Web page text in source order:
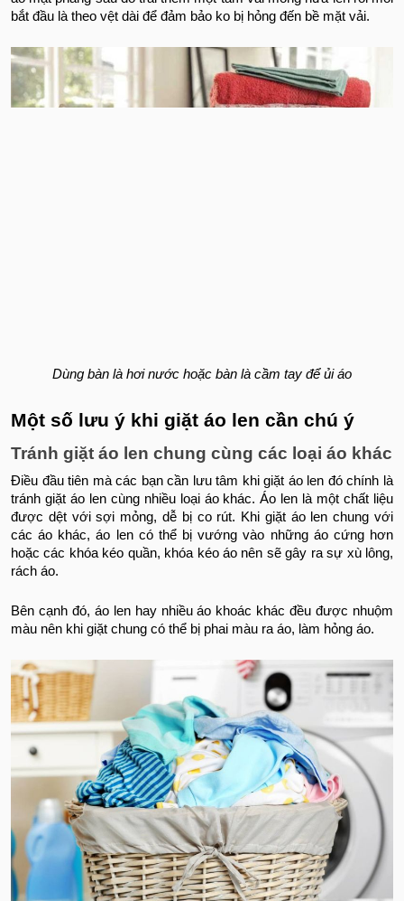
bắt đầu là theo vệt dài để đảm bảo ko bị hỏng đến bề mặt vải.
Dùng bàn là hơi nước hoặc bàn là cầm tay để ủi áo
Một số lưu ý khi giặt áo len cần chú ý
Tránh giặt áo len chung cùng các loại áo khác
Điều đầu tiên mà các bạn cần lưu tâm khi giặt áo len đó chính là
tránh giặt áo len cùng nhiều loại áo khác. Áo len là một chất liệu
được dệt với sợi mỏng, dễ bị co rút. Khi giặt áo len chung với
các áo khác, áo len có thể bị vướng vào những áo cứng hơn
hoặc các khóa kéo quần, khóa kéo áo nên sẽ gây ra sự xù lông,
rách áo.
Bên cạnh đó, áo len hay nhiều áo khoác khác đều được nhuộm
màu nên khi giặt chung có thể bị phai màu ra áo, làm hỏng áo.